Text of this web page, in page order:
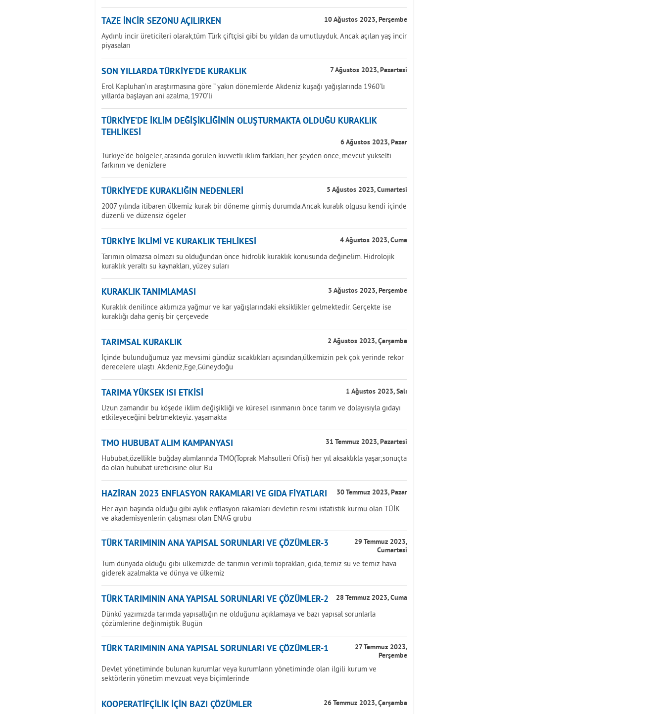
TAZE İNCİR SEZONU AÇILIRKEN 10 Ağustos 2023, Perşembe
Aydınlı incir üreticileri olarak,tüm Türk çiftçisi gibi bu yıldan da umutluyduk. Ancak açılan yaş incir
piyasaları
SON YILLARDA TÜRKİYE’DE KURAKLIK 7 Ağustos 2023, Pazartesi
Erol Kapluhan’ın araştırmasına göre ” yakın dönemlerde Akdeniz kuşağı yağışlarında 1960’lı
yıllarda başlayan ani azalma, 1970’li
TÜRKİYE’DE İKLİM DEĞİŞİKLİĞİNİN OLUŞTURMAKTA OLDUĞU KURAKLIK
TEHLİKESİ
6 Ağustos 2023, Pazar
Türkiye'de bölgeler, arasında görülen kuvvetli iklim farkları, her şeyden önce, mevcut yükselti
farkının ve denizlere
TÜRKİYE’DE KURAKLIĞIN NEDENLERİ 5 Ağustos 2023, Cumartesi
2007 yılında itibaren ülkemiz kurak bir döneme girmiş durumda.Ancak kuralık olgusu kendi içinde
düzenli ve düzensiz ögeler
TÜRKİYE İKLİMİ VE KURAKLIK TEHLİKESİ 4 Ağustos 2023, Cuma
Tarımın olmazsa olmazı su olduğundan önce hidrolik kuraklık konusunda değinelim. Hidrolojik
kuraklık yeraltı su kaynakları, yüzey suları
KURAKLIK TANIMLAMASI 3 Ağustos 2023, Perşembe
Kuraklık denilince aklımıza yağmur ve kar yağışlarındaki eksiklikler gelmektedir. Gerçekte ise
kuraklığı daha geniş bir çerçevede
TARIMSAL KURAKLIK 2 Ağustos 2023, Çarşamba
İçinde bulunduğumuz yaz mevsimi gündüz sıcaklıkları açısından,ülkemizin pek çok yerinde rekor
derecelere ulaştı. Akdeniz,Ege,Güneydoğu
TARIMA YÜKSEK ISI ETKİSİ 1 Ağustos 2023, Salı
Uzun zamandır bu köşede iklim değişikliği ve küresel ısınmanın önce tarım ve dolayısıyla gıdayı
etkileyeceğini belrtmekteyiz. yaşamakta
TMO HUBUBAT ALIM KAMPANYASI 31 Temmuz 2023, Pazartesi
Hububat,özellikle buğday alımlarında TMO(Toprak Mahsulleri Ofisi) her yıl aksaklıkla yaşar;sonuçta
da olan hububat üreticisine olur. Bu
HAZİRAN 2023 ENFLASYON RAKAMLARI VE GIDA FİYATLARI 30 Temmuz 2023, Pazar
Her ayın başında olduğu gibi aylık enflasyon rakamları devletin resmi istatistik kurmu olan TÜİK
ve akademisyenlerin çalışması olan ENAG grubu
TÜRK TARIMININ ANA YAPISAL SORUNLARI VE ÇÖZÜMLER-3
29 Temmuz 2023,
Cumartesi
Tüm dünyada olduğu gibi ülkemizde de tarımın verimli toprakları, gıda, temiz su ve temiz hava
giderek azalmakta ve dünya ve ülkemiz
TÜRK TARIMININ ANA YAPISAL SORUNLARI VE ÇÖZÜMLER-2 28 Temmuz 2023, Cuma
Dünkü yazımızda tarımda yapısallığın ne olduğunu açıklamaya ve bazı yapısal sorunlarla
çözümlerine değinmiştik. Bugün
TÜRK TARIMININ ANA YAPISAL SORUNLARI VE ÇÖZÜMLER-1
27 Temmuz 2023,
Perşembe
Devlet yönetiminde bulunan kurumlar veya kurumların yönetiminde olan ilgili kurum ve
sektörlerin yönetim mevzuat veya biçimlerinde
KOOPERATİFÇİLİK İÇİN BAZI ÇÖZÜMLER 26 Temmuz 2023, Çarşamba